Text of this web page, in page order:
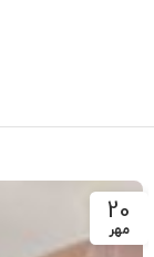
20
مهر